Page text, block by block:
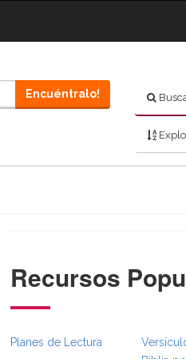
Encuéntralo!
}} }}
Recursos
Planes de Lectura